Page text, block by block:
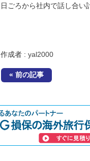
日ごろから社内で話し合い
作成者 : yal2000
« 前の記事